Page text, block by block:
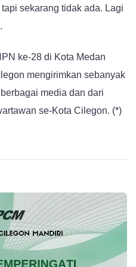
sekarang tidak ada. Lagi
ke-28 di Kota Medan
mengirimkan sebanyak
media dan dari
se-Kota Cilegon. (*)